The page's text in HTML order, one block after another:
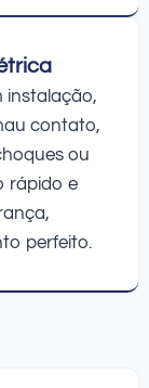
instalação,
contato,
ou
rápido e
perfeito.